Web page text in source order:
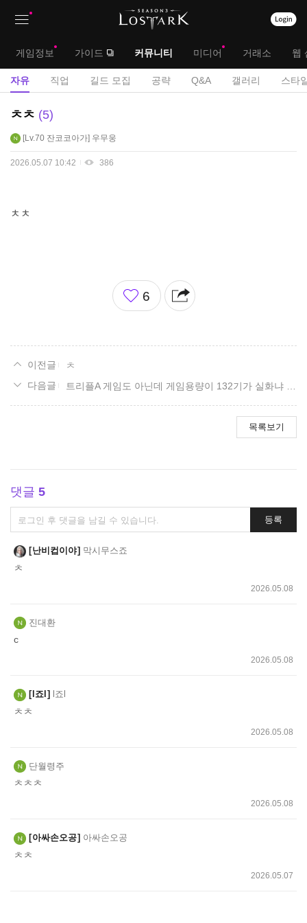
대
메
게임정보 가이드 커뮤니티 미디어 거래소 웹
서
자유 직업 길드 모집 공략 Q&A 갤러리 스타
자
게
ㅊㅊ 5
Lv.70 잔코코아가 우무웅
2026.05.07 10:42 386
ㅊㅊ
좋
아
6
ㅊ
트리플A 게임도 아닌데 게임용량이 132기가 실화냐 ???
목록보기
댓글 5
댓
글
쓰
기
등록
난비컵이야 막시무스죠
ㅊ
2026.05.08
진대환
c
2026.05.08
l죠l l죠l
ㅊㅊ
2026.05.08
단월령주
ㅊㅊㅊ
2026.05.08
아싸손오공 아싸손오공
ㅊㅊ
2026.05.07